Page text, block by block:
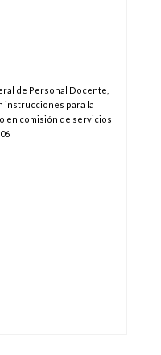
de Personal Docente,
instrucciones para la
en comisión de servicios